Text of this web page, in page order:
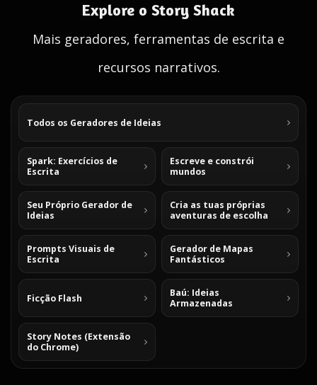
Explore o Story Shack
Mais geradores, ferramentas de escrita e
recursos narrativos.
Todos os Geradores de Ideias
Spark: Exercícios de
Escrita
Escreve e constrói
mundos
Seu Próprio Gerador de
Ideias
Cria as tuas próprias
aventuras de escolha
Prompts Visuais de
Escrita
Gerador de Mapas
Fantásticos
Ficção Flash
Baú: Ideias
Armazenadas
Story Notes (Extensão
do Chrome)